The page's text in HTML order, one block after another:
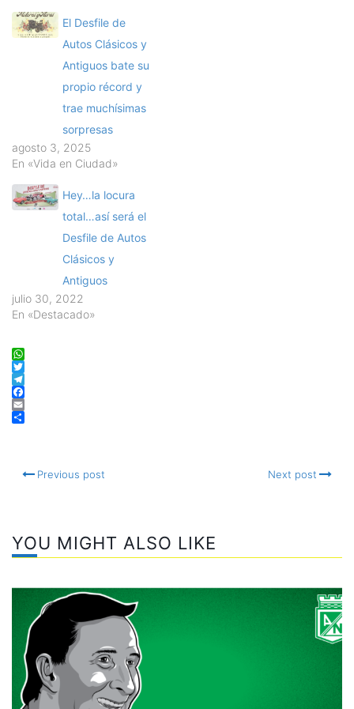
El Desfile de
Autos Clásicos y
Antiguos bate su
propio récord y
trae muchísimas
sorpresas
agosto 3, 2025
En «Vida en Ciudad»
Hey…la locura
total…así será el
Desfile de Autos
Clásicos y
Antiguos
julio 30, 2022
En «Destacado»
WhatsApp
Twitter
Telegram
Facebook
Email
Previous post Next post
YOU MIGHT ALSO LIKE